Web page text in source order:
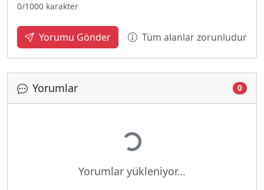
0/1000 karakter
Yorumu Gönder Tüm alanlar zorunludur
Yorumlar 0
Yükleniyor...
Yorumlar yükleniyor...